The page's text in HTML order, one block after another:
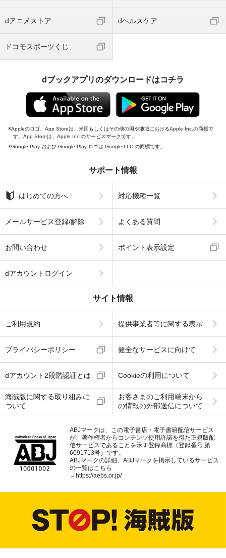
dアニメストア dヘルスケア
ドコモスポーツくじ
dブックアプリのダウンロードはコチラ
Appleのロゴ、App Storeは、米国もしくはその他の国や地域におけるApple Inc.の商標で
す。App Storeは、Apple Inc.のサービスマークです。
Google Play および Google Play ロゴは Google LLC の商標です。
サポート情報
はじめての方へ 対応機種一覧
メールサービス登録/解除 よくある質問
お問い合わせ ポイント表示設定
dアカウントログイン
サイト情報
ご利用規約 提供事業者等に関する表示
プライバシーポリシー 健全なサービスに向けて
dアカウント2段階認証とは Cookieの利用について
海賊版に関する取り組みに
ついて
お客さまのご利用端末から
の情報の外部送信について
ABJマークは、この電子書店・電子書籍配信サービス
が、著作権者からコンテンツ使用許諾を得た正規版配
信サービスであることを示す登録商標（登録番号 第
6091713号）です。
ABJマークの詳細、ABJマークを掲示しているサービス
の一覧はこちら
→ https://aebs.or.jp/